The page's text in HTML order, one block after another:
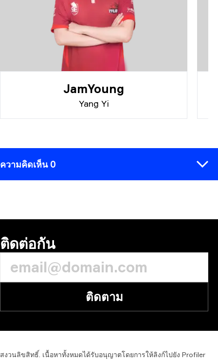
JamYoung
Yang Yi
ความคิดเห็น 0
ติดต่อกัน
ติดตาม
สงวนลิขสิทธิ์. เนื้อหาทั้งหมดได้รับอนุญาตโดยการให้ลิงก์ไปยัง Profiler